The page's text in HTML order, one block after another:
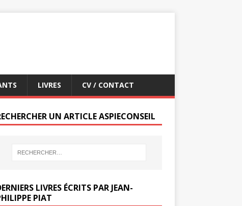
LIVRES CV / CONTACT
UN ARTICLE ASPIECONSEIL
LIVRES ÉCRITS PAR JEAN-
PIAT